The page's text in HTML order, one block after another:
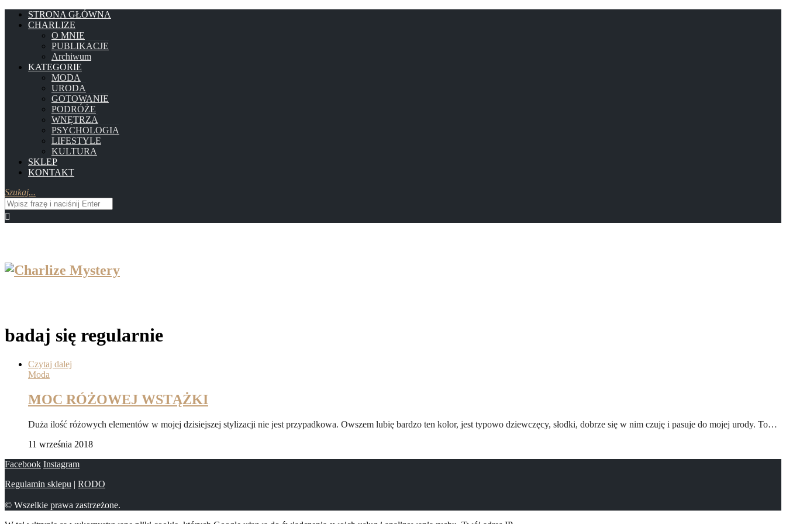
STRONA GŁÓWNA
CHARLIZE
O MNIE
PUBLIKACJE
Archiwum
KATEGORIE
MODA
URODA
GOTOWANIE
PODRÓŻE
WNĘTRZA
PSYCHOLOGIA
LIFESTYLE
KULTURA
SKLEP
KONTAKT
Szukaj...
badaj się regularnie
Czytaj dalej
Moda
MOC RÓŻOWEJ WSTĄŻKI
Duża ilość różowych elementów w mojej dzisiejszej stylizacji nie jest przypadkowa. Owszem lubię bardzo ten kolor, jest typowo dziewczęcy, słodki, dobrze się w nim czuję i pasuje do mojej urody. To…
11 września 2018
Facebook Instagram
Regulamin sklepu | RODO
© Wszelkie prawa zastrzeżone.